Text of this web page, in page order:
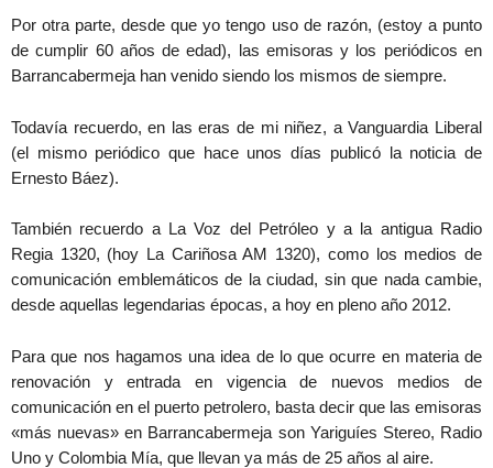
Por otra parte, desde que yo tengo uso de razón, (estoy a punto
de cumplir 60 años de edad), las emisoras y los periódicos en
Barrancabermeja han venido siendo los mismos de siempre.
Todavía recuerdo, en las eras de mi niñez, a Vanguardia Liberal
(el mismo periódico que hace unos días publicó la noticia de
Ernesto Báez).
También recuerdo a La Voz del Petróleo y a la antigua Radio
Regia 1320, (hoy La Cariñosa AM 1320), como los medios de
comunicación emblemáticos de la ciudad, sin que nada cambie,
desde aquellas legendarias épocas, a hoy en pleno año 2012.
Para que nos hagamos una idea de lo que ocurre en materia de
renovación y entrada en vigencia de nuevos medios de
comunicación en el puerto petrolero, basta decir que las emisoras
«más nuevas» en Barrancabermeja son Yariguíes Stereo, Radio
Uno y Colombia Mía, que llevan ya más de 25 años al aire.